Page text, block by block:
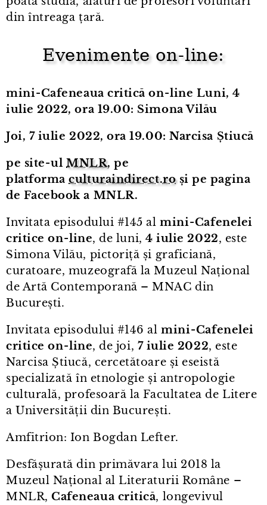
din întreaga țară.
Evenimente on⁠-⁠line:
mini⁠-⁠Cafeneaua critică on⁠-⁠line Luni, 4
iulie 2022, ora 19.00: Simona Vilău
Joi, 7 iulie 2022, ora 19.00: Narcisa Știucă
pe site⁠-⁠ulMNLR, pe
platformaculturaindirect.roși pe pagina
de Facebook a MNLR.
Invitata episodului #145 almini⁠-⁠Cafenelei
critice on⁠-⁠line, de luni,4 iulie 2022, este
Simona Vilău, pictoriță și graficiană,
curatoare, muzeografă la Muzeul Național
de Artă Contemporană – MNAC din
București.
Invitata episodului #146 almini⁠-⁠Cafenelei
critice on⁠-⁠line, de joi, 7 iulie 2022, este
Narcisa Știucă, cercetătoare și eseistă
specializată în etnologie și antropologie
culturală, profesoară la Facultatea de Litere
a Universității din București.
Amfitrion: Ion Bogdan Lefter.
Desfășurată din primăvara lui 2018 la
Muzeul Național al Literaturii Române –
MNLR,Cafeneaua critică, longevivul